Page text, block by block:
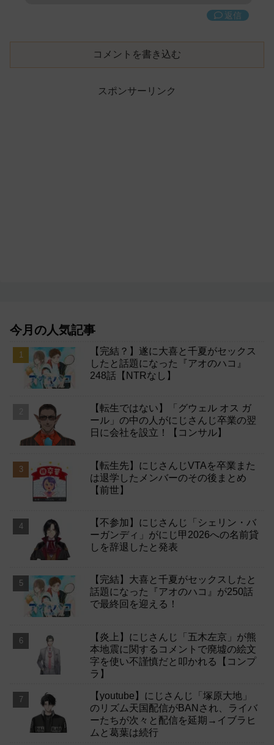
返信
コメントを書き込む
スポンサーリンク
今月の人気記事
【完結？】遂に大喜と千夏がセックス
したと話題になった『アオのハコ』
248話【NTRなし】
【転生ではない】「グウェル オス ガ
ール」の中の人がにじさんじ卒業の翌
日に会社を設立！【コンサル】
【転生先】にじさんじVTAを卒業また
は退学したメンバーのその後まとめ
【前世】
【不参加】にじさんじ「シェリン・バ
ーガンディ」がにじ甲2026への名前貸
しを辞退したと発表
【完結】大喜と千夏がセックスしたと
話題になった『アオのハコ』が250話
で最終回を迎える！
【炎上】にじさんじ「五木左京」が熊
本地震に関するコメントで廃墟の絵文
字を使い不謹慎だと叩かれる【コンプ
ラ】
【youtube】にじさんじ「塚原大地」
のリズム天国配信がBANされ、ライバ
ーたちが次々と配信を延期→イブラヒ
ムと葛葉は続行